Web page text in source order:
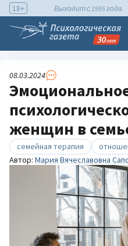
18+ Выходит с 1995 года
08.03.2024
женщин в
семейная терапия
Автор: Мария Вячеславовна